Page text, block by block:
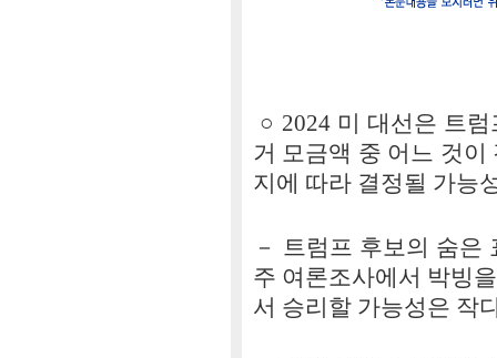
○ 2024 미 대선은 트
거 모금액 중 어느 것
지에 따라 결정될 가능
－ 트럼프 후보의 숨은
주 여론조사에서 박빙
서 승리할 가능성은 작